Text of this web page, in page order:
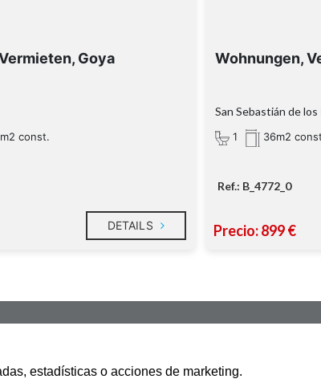
estadísticas o acciones de marketing.
Goya
const.
DETAILS
Wohnungen,
San Sebastián de
1 36m2
Ref.: B_4772_0
Precio: 899 €